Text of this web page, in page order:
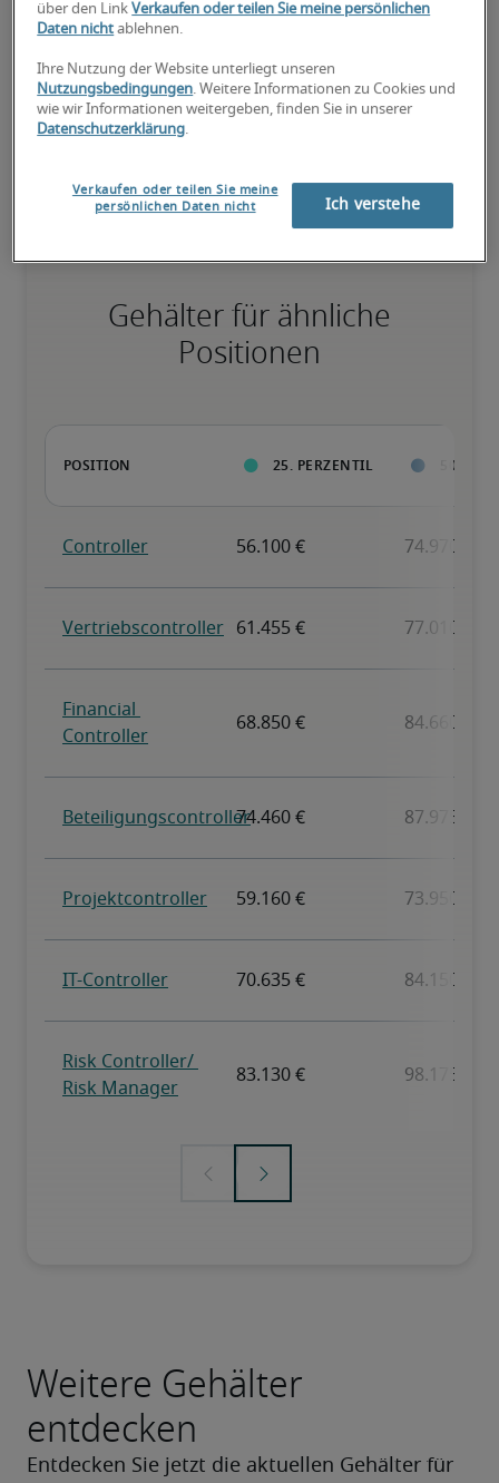
Überdurchschnittlich qualifiziert mit raren Fähigkeiten und/oder
Gehälter für ähnliche
Positionen
Weitere Gehälter
entdecken
über den LinkVerkaufen oder teilen Sie meine persönlichen
Daten nicht ablehnen.
Ihre Nutzung der Website unterliegt unseren
Nutzungsbedingungen. Weitere Informationen zu Cookies und
wie wir Informationen weitergeben, finden Sie in unserer
Datenschutzerklärung.
Verkaufen oder teilen Sie meine
persönlichen Daten nicht
Ich verstehe